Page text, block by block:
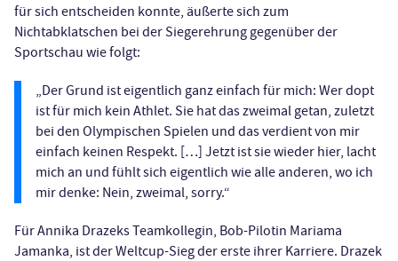
für sich entscheiden konnte, äußerte sich zum
Nichtabklatschen bei der Siegerehrung gegenüber der
Sportschau wie folgt:
„Der Grund ist eigentlich ganz einfach für mich: Wer dopt
ist für mich kein Athlet. Sie hat das zweimal getan, zuletzt
bei den Olympischen Spielen und das verdient von mir
einfach keinen Respekt. […] Jetzt ist sie wieder hier, lacht
mich an und fühlt sich eigentlich wie alle anderen, wo ich
mir denke: Nein, zweimal, sorry.“
Für Annika Drazeks Teamkollegin, Bob-Pilotin Mariama
Jamanka, ist der Weltcup-Sieg der erste ihrer Karriere. Drazek